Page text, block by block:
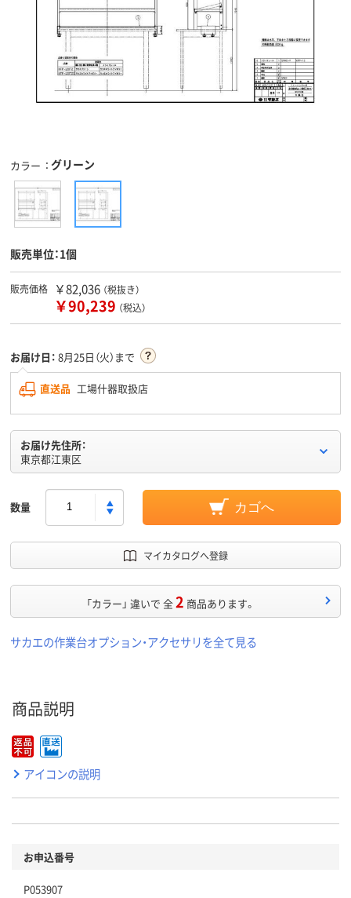
カラー グリーン
販売単位：1個
販売価格 ￥82,036 （税抜き）
￥90,239 （税込）
お届け日： 8月25日（火）まで
直送品 工場什器取扱店
お届け先住所：
東京都江東区
数量 カゴへ
マイカタログへ登録
「カラー」 違いで 全2 商品あります。
サカエの作業台オプション・アクセサリを全て見る
商品説明
アイコンの説明
お申込番号
P053907